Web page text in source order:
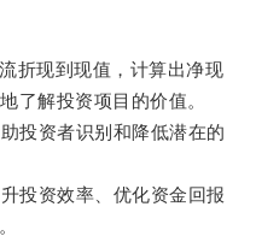
现到现值，计算出净现
了解投资项目的价值。
资者识别和降低潜在的
资效率、优化资金回报